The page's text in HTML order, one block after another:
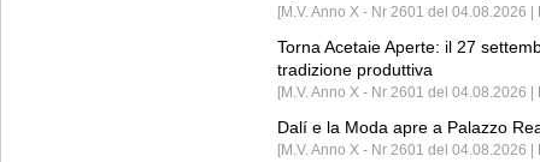
[M.V. Anno X - Nr 2601 del 04.08.2026 |
Torna Acetaie Aperte: il 27
tradizione produttiva
[M.V. Anno X - Nr 2601 del 04.08.2026 |
Dalí e la Moda apre a Palazzo
[M.V. Anno X - Nr 2601 del 04.08.2026 |